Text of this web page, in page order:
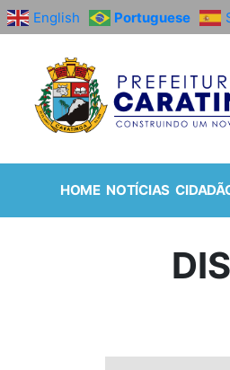
English Portuguese
HOME NOTÍCIAS